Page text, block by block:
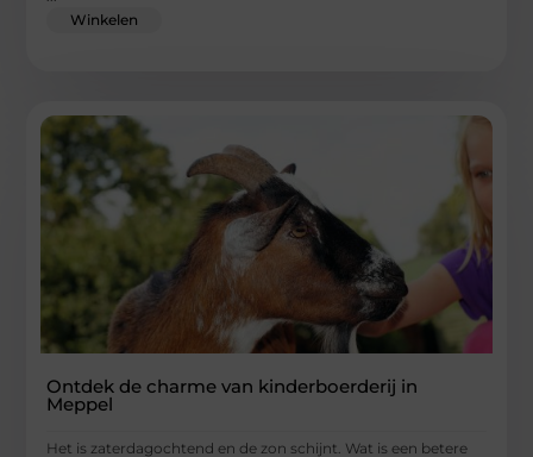
Winkelen
Ontdek de charme van kinderboerderij in
Meppel
Het is zaterdagochtend en de zon schijnt. Wat is een betere